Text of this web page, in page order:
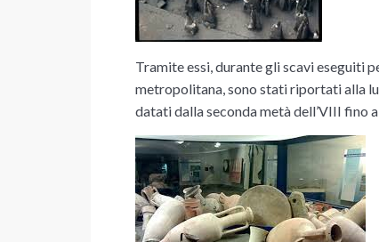
Tramite essi, durante gli scavi eseguiti
metropolitana, sono stati riportati alla
datati dalla seconda metà dell’VIII fino